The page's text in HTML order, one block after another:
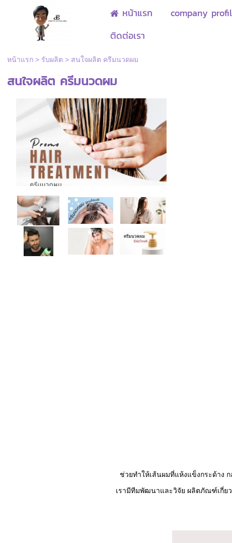
หน้าแรก company
ติดต่อเรา
หน้าแรก> รับผลิต > สนใจผลิต ครีมนวดผม
สนใจผลิต ครีมนวดผม
ช่วยทำให้เส้นผมที่แห้งแข็งกระด้าง
เรามีทีมพัฒนาและวิจัย ผลิตภัณฑ์เกี่ย